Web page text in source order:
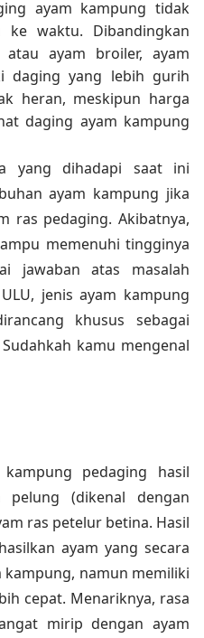
ayam kampung tidak
waktu. Dibandingkan
ayam broiler, ayam
daging yang lebih gurih
heran, meskipun harga
daging ayam kampung
yang dihadapi saat ini
ayam kampung jika
ras pedaging. Akibatnya,
memenuhi tingginya
jawaban atas masalah
jenis ayam kampung
khusus sebagai
kamu mengenal
pedaging hasil
pelung (dikenal dengan
ras petelur betina. Hasil
ayam yang secara
namun memiliki
cepat. Menariknya, rasa
mirip dengan ayam